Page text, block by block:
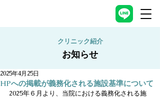
お知らせ
クリニック紹介
HPへの掲載が義務化される施設基準について
2025年4月25日
2025年６月より、当院における義務化される施